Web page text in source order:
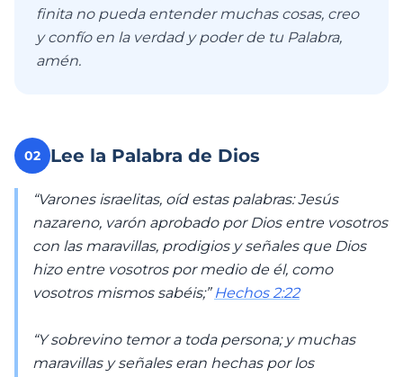
finita no pueda entender muchas cosas, creo
y confío en la verdad y poder de tu Palabra,
amén.
02 Lee la Palabra de Dios
“Varones israelitas, oíd estas palabras: Jesús
nazareno, varón aprobado por Dios entre vosotros
con las maravillas, prodigios y señales que Dios
hizo entre vosotros por medio de él, como
vosotros mismos sabéis;” Hechos 2:22
“Y sobrevino temor a toda persona; y muchas
maravillas y señales eran hechas por los